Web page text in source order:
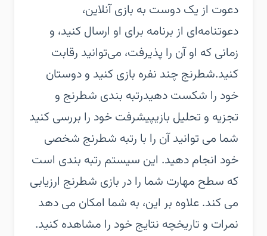
دعوت از یک دوست به بازی آنلاین،
دعوتنامه‌ای از برنامه برای او ارسال کنید، و
زمانی که او آن را پذیرفت، می‌توانید رقابت
کنید.‏شطرنج چند نفره بازی کنید و دوستان
خود را شکست دهید‏رتبه بندی شطرنج و
تجزیه و تحلیل بازی‏پیشرفت خود را بررسی کنید
شما می توانید آن را با رتبه شطرنج شخصی
خود انجام دهید. این سیستم رتبه بندی است
که سطح مهارت شما را در بازی شطرنج ارزیابی
می کند. علاوه بر این، به شما امکان می دهد
نمرات و تاریخچه نتایج خود را مشاهده کنید.